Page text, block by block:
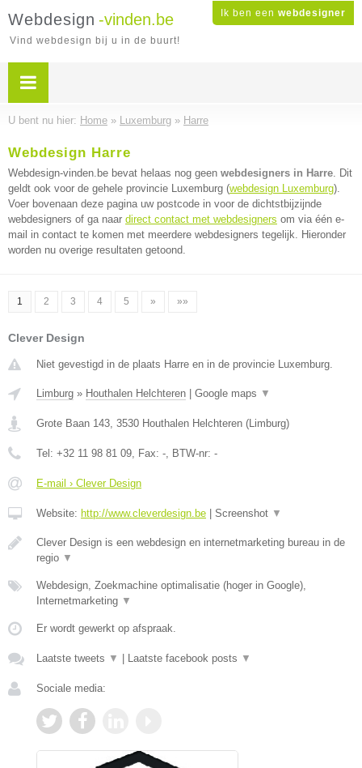
Ik ben een webdesigner
Webdesign -vinden.be
Vind webdesign bij u in de buurt!
U bent nu hier: Home » Luxemburg » Harre
Webdesign Harre
Webdesign-vinden.be bevat helaas nog geen webdesigners in Harre. Dit
geldt ook voor de gehele provincie Luxemburg (webdesign Luxemburg).
Voer bovenaan deze pagina uw postcode in voor de dichtstbijzijnde
webdesigners of ga naar direct contact met webdesigners om via één e-
mail in contact te komen met meerdere webdesigners tegelijk. Hieronder
worden nu overige resultaten getoond.
1 2 3 4 5 » »»
Clever Design
Niet gevestigd in de plaats Harre en in de provincie Luxemburg.
Limburg » Houthalen Helchteren Google maps ▼
Grote Baan 143, 3530 Houthalen Helchteren (Limburg)
Tel: +32 11 98 81 09, Fax: -, BTW-nr: -
E-mail › Clever Design
Website: http://www.cleverdesign.be Screenshot ▼
Clever Design is een webdesign en internetmarketing bureau in de
regio ▼
Webdesign, Zoekmachine optimalisatie (hoger in Google),
Internetmarketing ▼
Er wordt gewerkt op afspraak.
Laatste tweets ▼ Laatste facebook posts ▼
Sociale media: